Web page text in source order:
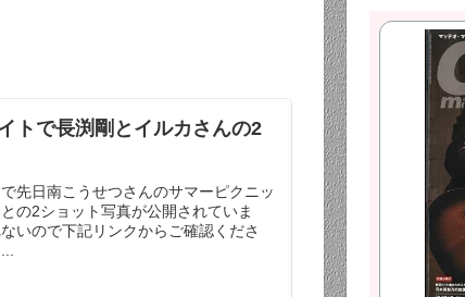
トで長渕剛とイルカさんの2
先日南こうせつさんのサマーピクニッ
の2ショット写真が公開されていま
いので下記リンクからご確認くださ